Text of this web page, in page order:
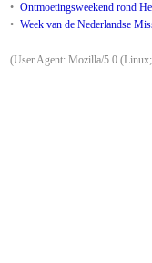
• Ontmoetingsweekend rond
• Week van de Nederlandse
(User Agent: Mozilla/5.0